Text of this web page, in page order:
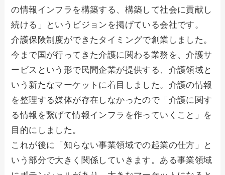
の情報インフラを構築する、構築して社会に貢献し
続ける」というビジョンを掲げている会社です。
介護保険制度ができたタイミングで創業しました。
今まで国が行ってきた介護に関わる業務を、介護サ
ービスという形で民間企業が提供する、介護領域と
いう新たなマーケットに着目しました。介護の情報
を整理する媒体が存在しなかったので「介護に関す
る情報を繋げて情報インフラを作っていくこと」を
目的にしました。
これが後に「知らない事業領域での起業の仕方」と
いう部分で大きく関係していきます。ある事業領域